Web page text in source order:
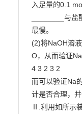
入足量的0.1
________与
最慢。
(2)将NaOH溶
O，从而验证
4 3 2 3 2
而可以验证Na
计是否合理，
Ⅱ.利用如所示